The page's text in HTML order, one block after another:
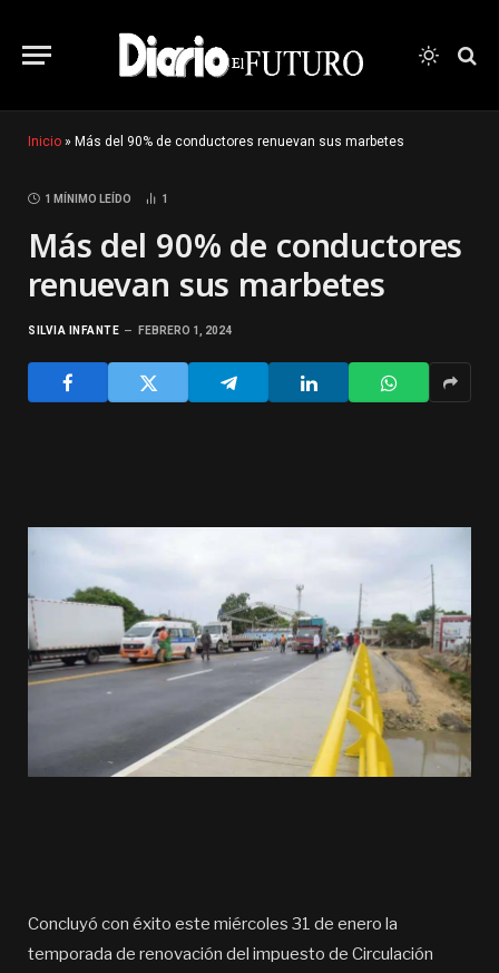
Inicio » Más del 90% de conductores renuevan sus marbetes
1 MÍNIMO LEÍDO 1
Más del 90% de conductores
renuevan sus marbetes
SILVIA INFANTE FEBRERO 1, 2024
Concluyó con éxito este miércoles 31 de enero la
temporada de renovación del impuesto de Circulación